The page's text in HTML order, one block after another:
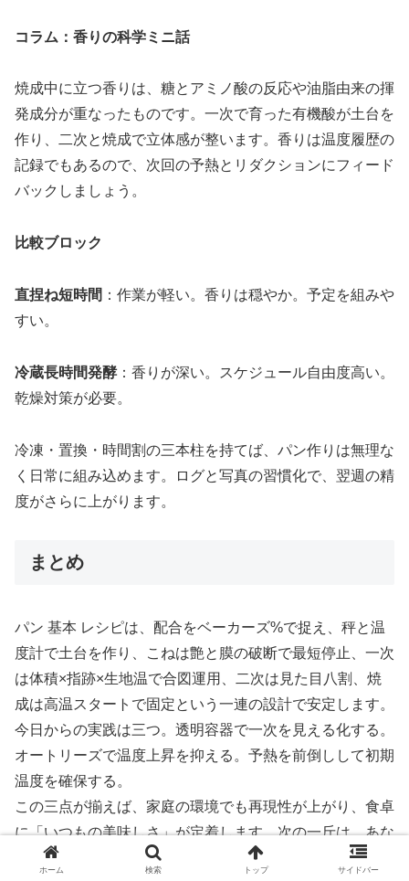
コラム：香りの科学ミニ話
焼成中に立つ香りは、糖とアミノ酸の反応や油脂由来の揮
発成分が重なったものです。一次で育った有機酸が土台を
作り、二次と焼成で立体感が整います。香りは温度履歴の
記録でもあるので、次回の予熱とリダクションにフィード
バックしましょう。
比較ブロック
直捏ね短時間 ：作業が軽い。香りは穏やか。予定を組みや
すい。
冷蔵長時間発酵：香りが深い。スケジュール自由度高い。
乾燥対策が必要。
冷凍・置換・時間割の三本柱を持てば、パン作りは無理な
く日常に組み込めます。ログと写真の習慣化で、翌週の精
度がさらに上がります。
まとめ
パン 基本 レシピは、配合をベーカーズ%で捉え、秤と温
度計で土台を作り、こねは艶と膜の破断で最短停止、一次
は体積×指跡×生地温で合図運用、二次は見た目八割、焼
成は高温スタートで固定という一連の設計で安定します。
今日からの実践は三つ。透明容器で一次を見える化する。
オートリーズで温度上昇を抑える。予熱を前倒しして初期
温度を確保する。
この三点が揃えば、家庭の環境でも再現性が上がり、食卓
に「いつもの美味しさ」が定着します。次の一斤は、あな
たの標準に更新された確かな一歩になります。
ホーム 検索 トップ サイドバー